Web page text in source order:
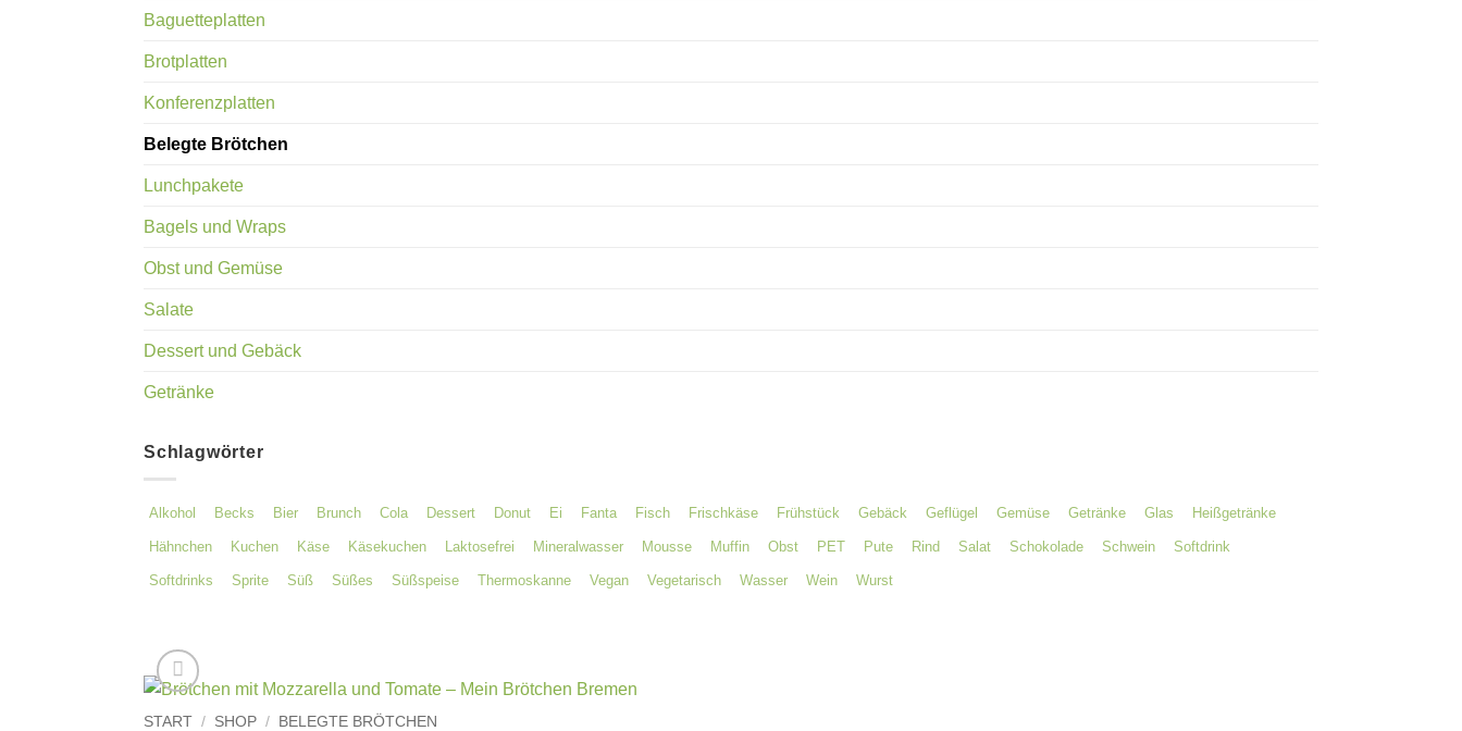
Baguetteplatten
Brotplatten
Konferenzplatten
Belegte Brötchen
Lunchpakete
Bagels und Wraps
Obst und Gemüse
Salate
Dessert und Gebäck
Getränke
Schlagwörter
Alkohol Becks Bier Brunch Cola Dessert Donut Ei Fanta Fisch Frischkäse Frühstück Gebäck Geflügel Gemüse Getränke Glas Heißgetränke
Hähnchen Kuchen Käse Käsekuchen Laktosefrei Mineralwasser Mousse Muffin Obst PET Pute Rind Salat Schokolade Schwein Softdrink
Softdrinks Sprite Süß Süßes Süßspeise Thermoskanne Vegan Vegetarisch Wasser Wein Wurst
START / SHOP / BELEGTE BRÖTCHEN